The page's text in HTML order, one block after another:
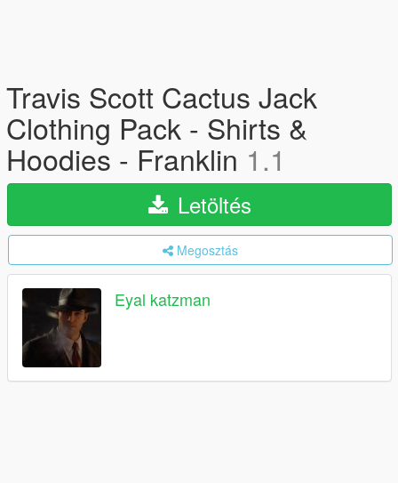
Travis Scott Cactus Jack
Clothing Pack - Shirts &
Hoodies - Franklin 1.1
Letöltés
Megosztás
Eyal katzman